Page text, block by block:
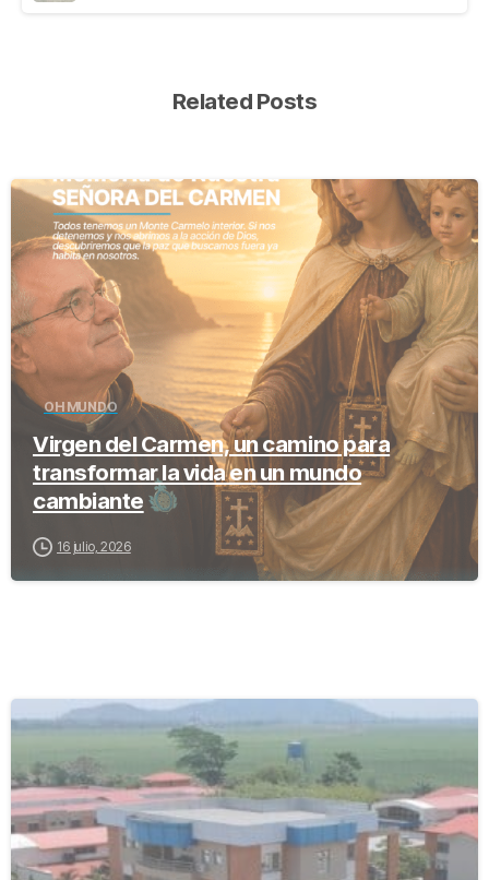
Related Posts
-
OH MUNDO
Virgen del Carmen, un camino para
transformar la vida en un mundo
cambiante
16 julio, 2026